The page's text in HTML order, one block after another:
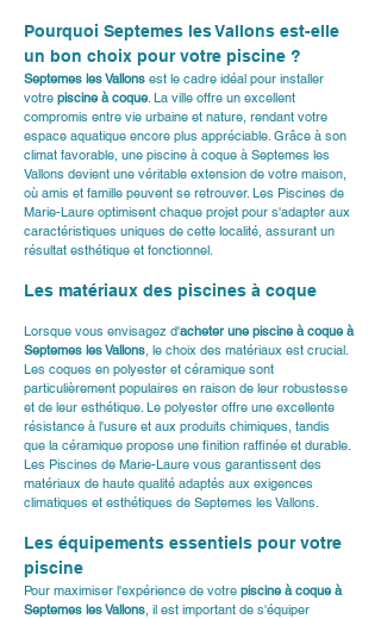
Pourquoi Septemes les Vallons est-elle
un bon choix pour votre piscine ?
Septemes les Vallons est le cadre idéal pour installer
votre piscine à coque. La ville offre un excellent
compromis entre vie urbaine et nature, rendant votre
espace aquatique encore plus appréciable. Grâce à son
climat favorable, une piscine à coque à Septemes les
Vallons devient une véritable extension de votre maison,
où amis et famille peuvent se retrouver. Les Piscines de
Marie-Laure optimisent chaque projet pour s'adapter aux
caractéristiques uniques de cette localité, assurant un
résultat esthétique et fonctionnel.
Les matériaux des piscines à coque
Lorsque vous envisagez d'acheter une piscine à coque à
Septemes les Vallons, le choix des matériaux est crucial.
Les coques en polyester et céramique sont
particulièrement populaires en raison de leur robustesse
et de leur esthétique. Le polyester offre une excellente
résistance à l'usure et aux produits chimiques, tandis
que la céramique propose une finition raffinée et durable.
Les Piscines de Marie-Laure vous garantissent des
matériaux de haute qualité adaptés aux exigences
climatiques et esthétiques de Septemes les Vallons.
Les équipements essentiels pour votre
piscine
Pour maximiser l'expérience de votre piscine à coque à
Septemes les Vallons, il est important de s'équiper